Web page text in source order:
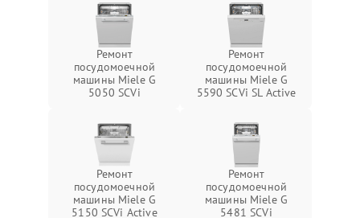
Ремонт
посудомоечной
машины Miele G
5050 SCVi
Ремонт
посудомоечной
машины Miele G
5590 SCVi SL Active
Ремонт
посудомоечной
машины Miele G
5150 SCVi Active
Ремонт
посудомоечной
машины Miele G
5481 SCVi